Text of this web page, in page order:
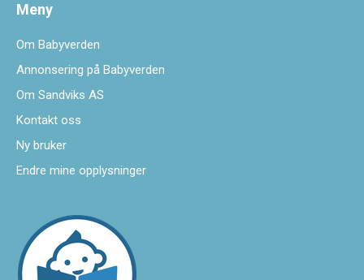
Meny
Om Babyverden
Annonsering på Babyverden
Om Sandviks AS
Kontakt oss
Ny bruker
Endre mine opplysninger